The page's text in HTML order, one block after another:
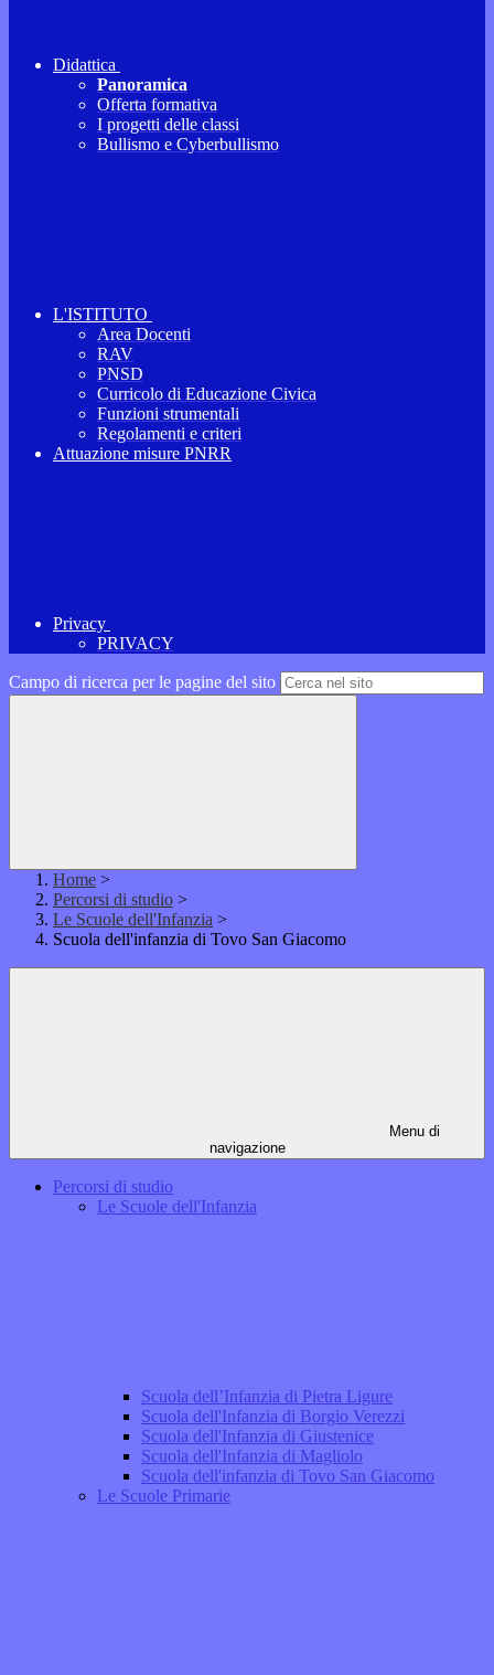
Didattica
Panoramica
Offerta formativa
I progetti delle classi
Bullismo e Cyberbullismo
L'ISTITUTO
Area Docenti
RAV
PNSD
Curricolo di Educazione Civica
Funzioni strumentali
Regolamenti e criteri
Attuazione misure PNRR
Privacy
PRIVACY
Campo di ricerca per le pagine del sito
Home >
Percorsi di studio >
Le Scuole dell'Infanzia >
Scuola dell'infanzia di Tovo San Giacomo
Menu di
navigazione
Percorsi di studio
Le Scuole dell'Infanzia
Scuola dell’Infanzia di Pietra Ligure
Scuola dell'Infanzia di Borgio Verezzi
Scuola dell'Infanzia di Giustenice
Scuola dell'Infanzia di Magliolo
Scuola dell'infanzia di Tovo San Giacomo
Le Scuole Primarie